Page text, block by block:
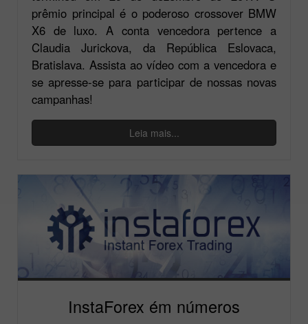
prêmio principal é o poderoso crossover BMW
X6 de luxo. A conta vencedora pertence a
Claudia Jurickova, da República Eslovaca,
Bratislava. Assista ao vídeo com a vencedora e
se apresse-se para participar de nossas novas
campanhas!
Leia mais...
InstaForex ém números